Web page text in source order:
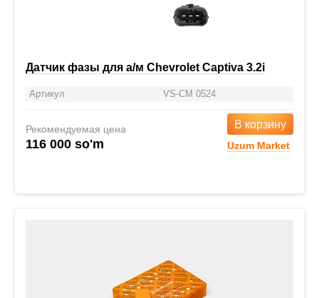
Датчик фазы для а/м Chevrolet Captiva 3.2i
Артикул VS-CM 0524
Рекомендуемая цена
116 000 so'm
В корзину
Uzum Market